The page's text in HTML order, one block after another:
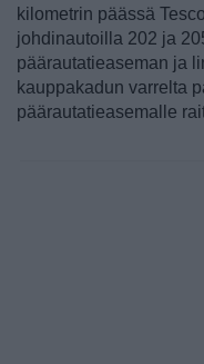
kilometrin päässä
johdinautoilla 202 ja
päärautatieaseman ja
kauppakadun varrelta
päärautatieasemalle